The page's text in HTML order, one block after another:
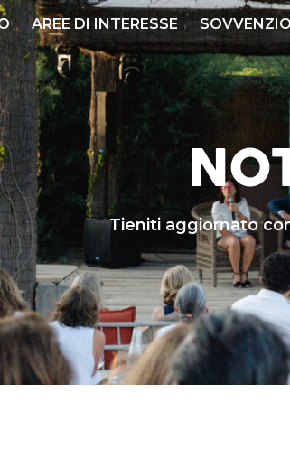
AREE DI INTERESSE
Tieniti aggiornato